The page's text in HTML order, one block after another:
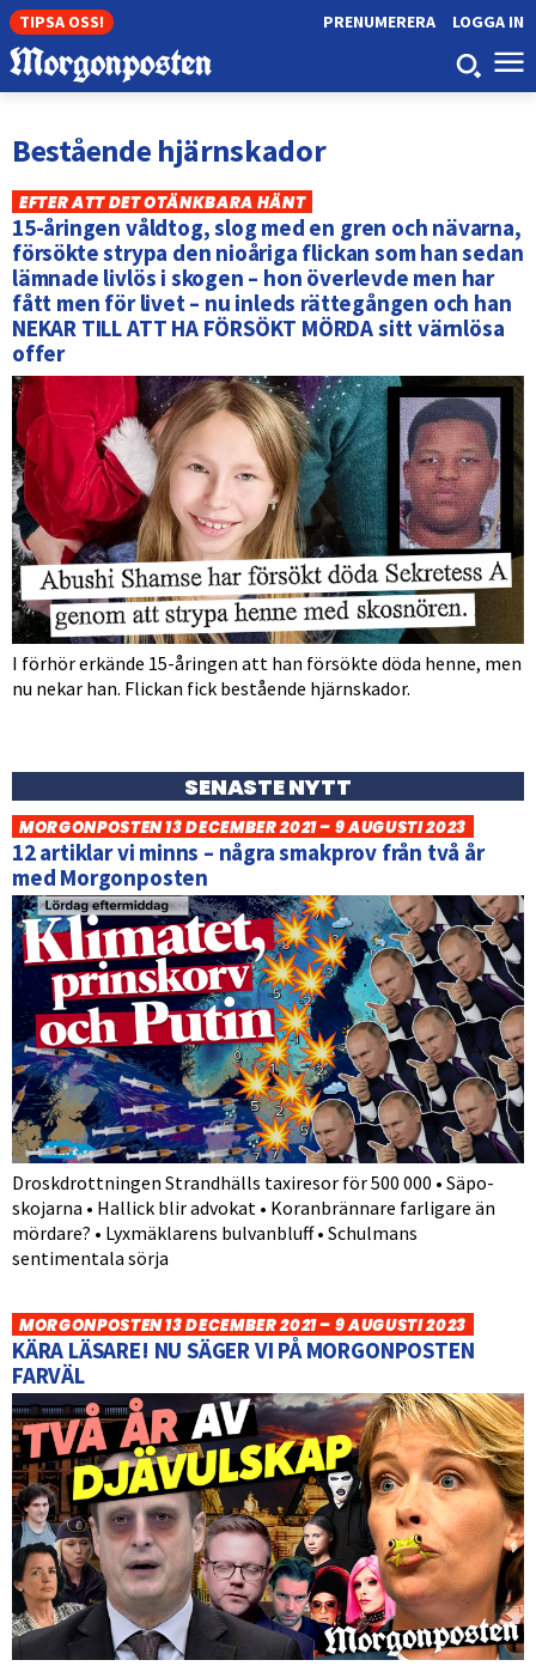
TIPSA OSS! LOGGA IN
PRENUMERERA
Bestående hjärnskador
EFTER ATT DET OTÄNKBARA HÄNT
15-åringen våldtog, slog med en gren och nävarna,
försökte strypa den nioåriga flickan som han sedan
lämnade livlös i skogen – hon överlevde men har
fått men för livet – nu inleds rättegången och han
NEKAR TILL ATT HA FÖRSÖKT MÖRDA sitt värnlösa
offer
I förhör erkände 15-åringen att han försökte döda henne, men
nu nekar han. Flickan fick bestående hjärnskador.
SENASTE NYTT
MORGONPOSTEN 13 DECEMBER 2021 – 9 AUGUSTI 2023
12 artiklar vi minns – några smakprov från två år
med Morgonposten
Droskdrottningen Strandhälls taxiresor för 500 000 • Säpo-
skojarna • Hallick blir advokat • Koranbrännare farligare än
mördare? • Lyxmäklarens bulvanbluff • Schulmans
sentimentala sörja
MORGONPOSTEN 13 DECEMBER 2021 – 9 AUGUSTI 2023
KÄRA LÄSARE! NU SÄGER VI PÅ MORGONPOSTEN
FARVÄL